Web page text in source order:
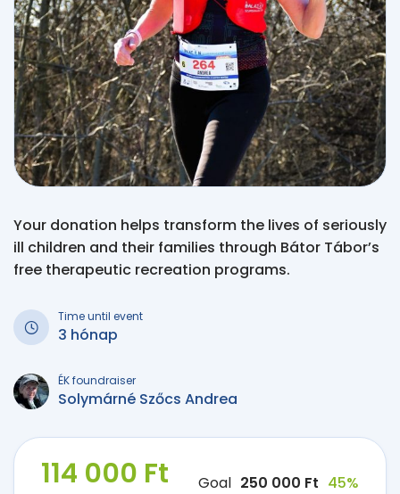
Your donation helps transform the lives of seriously
ill children and their families through Bátor Tábor’s
free therapeutic recreation programs.
Time until event
3 hónap
ÉK foundraiser
Solymárné Szőcs Andrea
114 000 Ft Goal 250 000 Ft 45%